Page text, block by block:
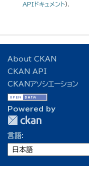
APIドキュメント).
About CKAN
CKAN API
CKANアソシエーション
Powered by
言語